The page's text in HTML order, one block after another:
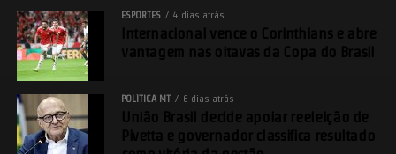
ESPORTES 4 dias atrás
Internacional vence o Corinthians e abre
vantagem nas oitavas da Copa do Brasil
POLÍTICA MT 6 dias atrás